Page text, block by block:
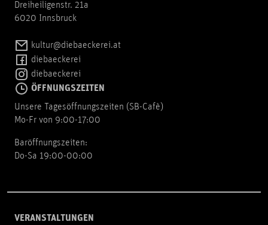
Dreiheiligenstr. 21a
6020 Innsbruck
kultur@diebaeckerei.at
diebaeckerei
diebaeckerei
ÖFFNUNGSZEITEN
Unsere Tagesöffnungszeiten (SB-Cafè)
Mo-Fr von 9:00-17:00
Baröffnungszeiten:
Do-Sa 19:00-00:00
VERANSTALTUNGEN